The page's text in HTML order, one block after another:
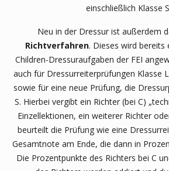
einschließlich Klasse
Neu in der Dressur ist außerdem
Richtverfahren. Dieses wird bereits
Children-Dressuraufgaben der FEI
auch für Dressurreiterprüfungen Klasse
sowie für eine neue Prüfung, die
S. Hierbei vergibt ein Richter (bei C)
Einzellektionen, ein weiterer Richter
beurteilt die Prüfung wie eine
Gesamtnote am Ende, die dann in
Die Prozentpunkte des Richters bei C